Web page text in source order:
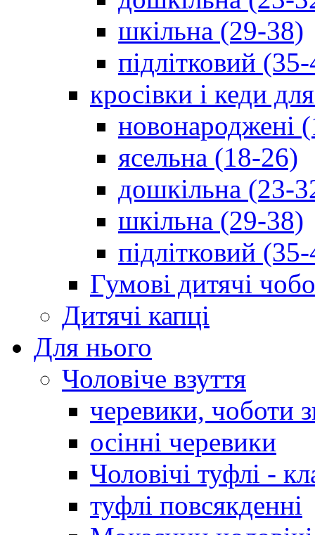
шкільна (29-38)
підлітковий
кросівки і кеди
новонароджені
ясельна (18-26)
дошкільна (23-
шкільна (29-38)
підлітковий
Гумові дитячі
Дитячі капці
Для нього
Чоловіче взуття
черевики, чоботи
осінні черевики
Чоловічі туфлі -
туфлі повсякденні